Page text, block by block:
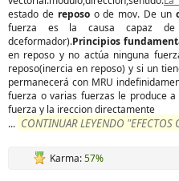
estado de reposoo de mov. De un
fuerza es la causa capaz
dceformador).Principios
en reposo y no actúa ninguna
reposo(inercia en reposo) y si un
permanecerá con MRU
fuerza o varias fuerzas le produce
fuerza y la ireccion directamente
... CONTINUAR LEYENDO "EFECTOS
Karma:57%